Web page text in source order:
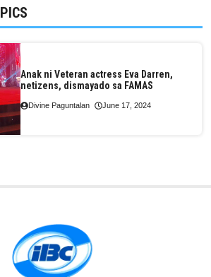
Anak ni Veteran actress Eva Darren,
netizens, dismayado sa FAMAS
Divine Paguntalan June 17, 2024